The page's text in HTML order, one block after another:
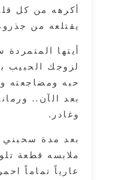
أكرهه من كل قلبي،
يقتلعه من جذروه..
أيتها المتمردة
لزوجك الحبيب
حبه ومضاجعته ولن
بعد الآن.. ورماني
بعد مدة سحبني إلى
ملابسه قطعة تلو
عارياً تماماً احمررت